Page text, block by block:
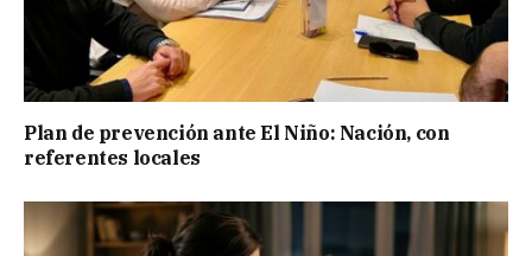
Plan de prevención ante El Niño: Nación, con
referentes locales